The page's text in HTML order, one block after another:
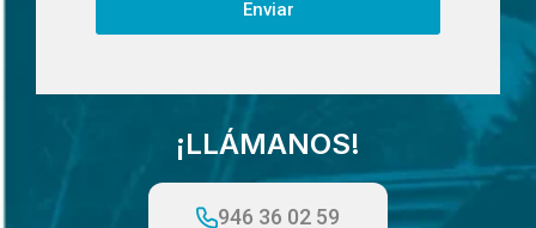
Enviar
¡LLÁMANOS!
946 36 02 59